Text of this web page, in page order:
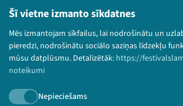
Šī vietne izmanto sīkdatnes
Mēs izmantojam sīkfailus, lai nodrošinātu un
pieredzi, nodrošinātu sociālo saziņas līdzekļu
mūsu datplūsmu. Detalizētāk: https://
noteikumi
Nepieciešams
Lietošanas noteikumi un sīkdatņu
Bērnu aizsardzības politika
© 2026 Sarunu festivāls LAMPA Visas
paturētas.